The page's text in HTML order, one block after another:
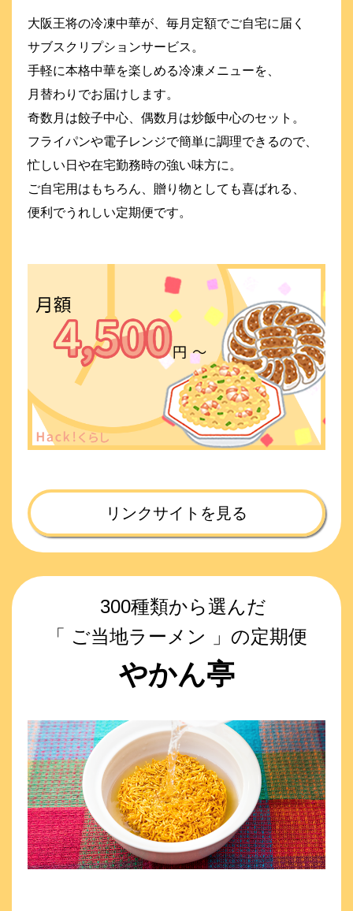
大阪王将の冷凍中華が、毎月定額でご自宅に届く
サブスクリプションサービス。
手軽に本格中華を楽しめる冷凍メニューを、
月替わりでお届けします。
奇数月は餃子中心、偶数月は炒飯中心のセット。
フライパンや電子レンジで簡単に調理できるので、
忙しい日や在宅勤務時の強い味方に。
ご自宅用はもちろん、贈り物としても喜ばれる、
便利でうれしい定期便です。
リンクサイトを見る
300種類から選んだ
「 ご当地ラーメン 」の定期便
やかん亭